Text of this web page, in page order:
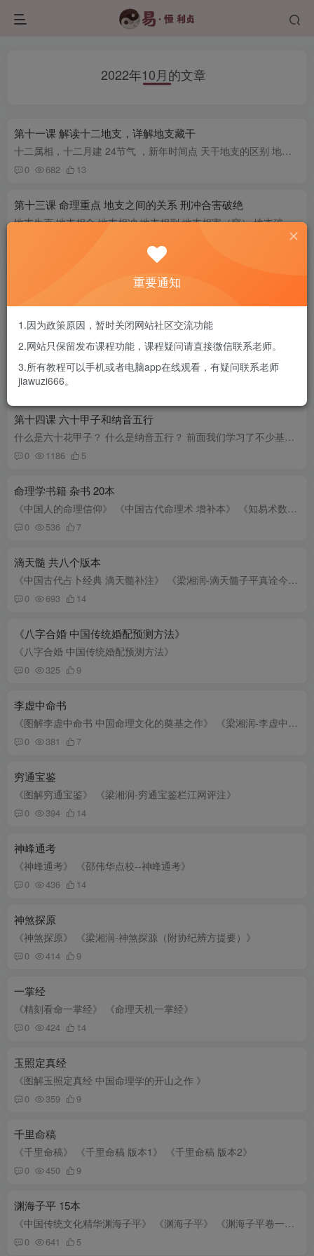
2022年10月的文章
第十一课 解读十二地支，详解地支藏干
十二属相，十二月建 24节气 ，新年时间点 天干地支的区别 地支的含义和取象 地支藏干 大家好，我是甲午子，今天我们开始讲十二地支呀。这节课的主要内容有下面这几个知识点，第一呢十二属相，十...
0 682 13
第十三课 命理重点 地支之间的关系 刑冲合害破绝
地支生克 地支相合 地支相冲 地支相刑 地支相害（穿） 地支破绝 大家好，我是甲午子，今天我们讲十二地支之间的作用关系。再讲地支关系之前 ，我们先回想一下天干之间的作用关系有哪些？天干呢...
第十二课 地支深入讲解 四帝旺 四长生 四墓库
第十五课 如何排八字？
0 673
第十四课 六十甲子和纳音五行
什么是六十花甲子？ 什么是纳音五行？ 前面我们学习了不少基础知识，阴阳五行，天干地支，生克耗泄，刑冲合害等等，今天我们正式开始进入这个八字命理模型的体系。再讲这个模型体系之前，首先你...
0 1186 5
命理学书籍 杂书 20本
《中国人的命理信仰》 《中国古代命理术 增补本》 《知易术数学：开启术数之门》 《五行精纪命理通考五行渊微》 《五行结构论》 《唐宋时期命理文献初探》 《命理不求人》 《四柱真经》 《四柱...
0 536 7
滴天髓 共八个版本
《中国古代占卜经典 滴天髓补注》 《梁湘润-滴天髓子平真诠今注》 《滴天髓征义》 《滴天髓禅微 最新编注白话全译》 《滴天髓补注》 《滴天髓》 《图解古代天人学 滴天聽 下部 吉凶论断 任铁樵...
0 693 14
《八字合婚 中国传统婚配预测方法》
《八字合婚 中国传统婚配预测方法》
0 325 9
李虚中命书
《图解李虚中命书 中国命理文化的奠基之作》 《梁湘润-李虚中命书》
0 381 7
穷通宝鉴
《图解穷通宝鉴》 《梁湘润-穷通宝鉴栏江网评注》
0 394 14
神峰通考
《神峰通考》 《邵伟华点校--神峰通考》
0 436 14
神煞探原
《神煞探原》 《梁湘润-神煞探源（附协纪辨方提要）》
0 414 9
一掌经
《精刻看命一掌经》 《命理天机一掌经》
0 424 14
玉照定真经
《图解玉照定真经 中国命理学的开山之作 》
0 359 9
千里命稿
《千里命稿》 《千里命稿 版本1》 《千里命稿 版本2》
0 450 9
渊海子平 15本
《中国传统文化精华渊海子平》 《渊海子平》 《渊海子平卷一》 《渊海子平卷三》 《渊海子平卷二》 《渊海子平 最新编注白话全泽》 《御定子平 故宫珍藏子平秘本》 《图解 渊海子平》 《廖黄亨-...
0 641 5
重要通知
1.因为政策原因，暂时关闭网站社区交流功能
2.网站只保留发布课程功能，课程疑问请直接微信联系老师。
3.所有教程可以手机或者电脑app在线观看，有疑问联系老师
jiawuzi666。